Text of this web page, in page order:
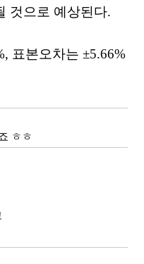
것으로 예상된다.
표본오차는 ±5.66%
ㅎㅎ